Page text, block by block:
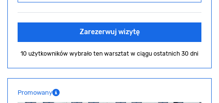
Zarezerwuj wizytę
10 użytkowników wybrało ten warsztat w ciągu ostatnich 30 dni
Promowany